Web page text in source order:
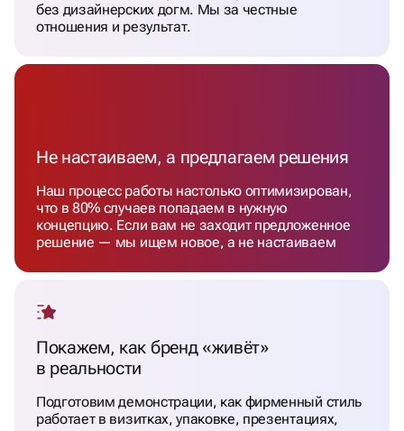
без дизайнерских догм. Мы за честные
отношения и результат.
Не настаиваем, а предлагаем решения
Наш процесс работы настолько оптимизирован,
что в 80% случаев попадаем в нужную
концепцию. Если вам не заходит предложенное
решение — мы ищем новое, а не настаиваем
Покажем, как бренд «живёт»
в реальности
Подготовим демонстрации, как фирменный стиль
работает в визитках, упаковке, презентациях,